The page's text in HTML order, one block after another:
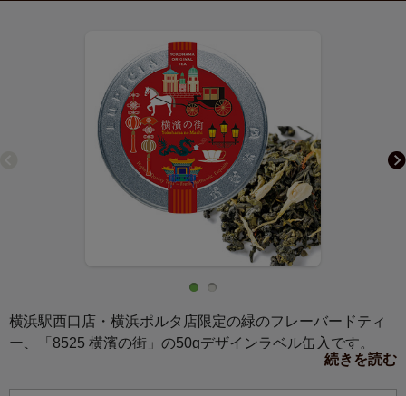
横浜駅西口店・横浜ポルタ店限定の緑のフレーバードティ
ー、「8525 横濱の街」の50gデザインラベル缶入です。
馬車道通り（西洋）と中華街（東洋）のモチーフをちりば
めた、異国情緒が溢れる、華やかな横濱の街の様子をイメ
続きを読む